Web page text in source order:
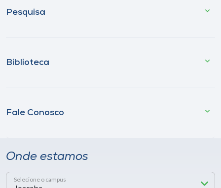
Pesquisa
Biblioteca
Fale Conosco
Onde estamos
Selecione o campus